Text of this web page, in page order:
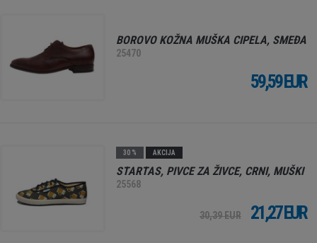
BOROVO KOŽNA MUŠKA CIPELA, SMEĐA
25470
59,59 EUR
30 % AKCIJA
STARTAS, PIVCE ZA ŽIVCE, CRNI, MUŠKI
25568
30,39 EUR 21,27 EUR